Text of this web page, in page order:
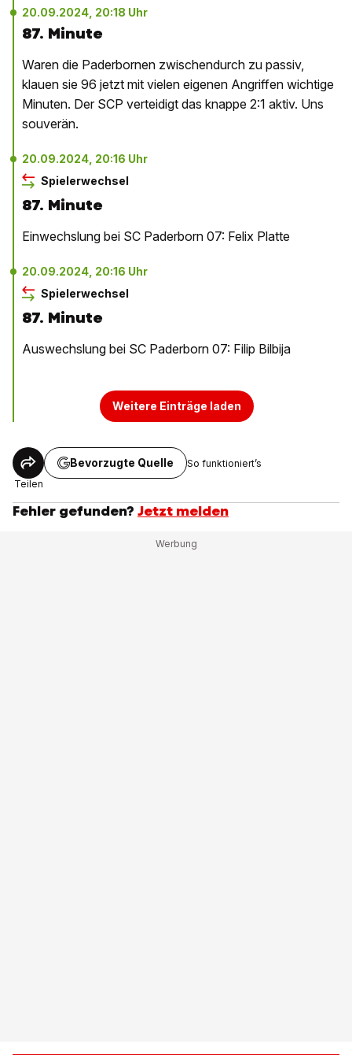
20.09.2024, 20:18 Uhr
87. Minute
Waren die Paderbornen zwischendurch zu passiv,
klauen sie 96 jetzt mit vielen eigenen Angriffen wichtige
Minuten. Der SCP verteidigt das knappe 2:1 aktiv. Uns
souverän.
20.09.2024, 20:16 Uhr
Spielerwechsel
87. Minute
Einwechslung bei SC Paderborn 07: Felix Platte
20.09.2024, 20:16 Uhr
Spielerwechsel
87. Minute
Auswechslung bei SC Paderborn 07: Filip Bilbija
Weitere Einträge laden
Teilen
Bevorzugte Quelle So funktioniert’s
Fehler gefunden? Jetzt melden